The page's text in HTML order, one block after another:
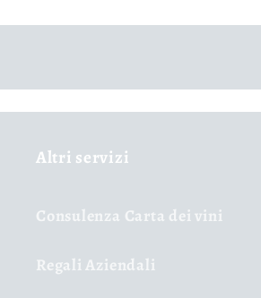
Altri servizi
Consulenza Carta dei vini
Regali Aziendali